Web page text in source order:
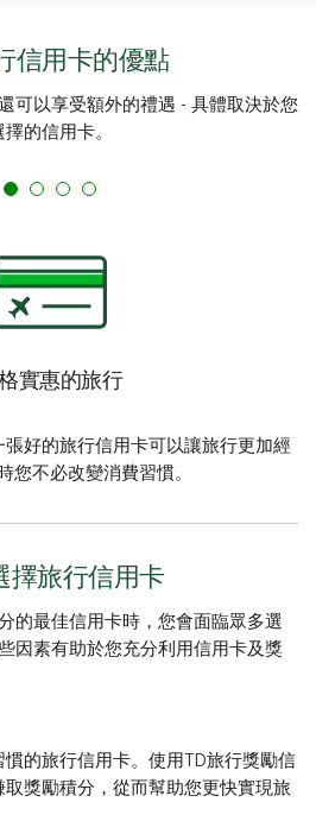
信用卡的優點
可以享受額外的禮遇 - 具體取決於您
擇的信用卡。
實惠的旅行
好的旅行信用卡可以讓旅行更加經
您不必改變消費習慣。
擇旅行信用卡
的最佳信用卡時，您會面臨眾多選
因素有助於您充分利用信用卡及獎
的旅行信用卡。使用TD旅行獎勵信
取獎勵積分，從而幫助您更快實現旅